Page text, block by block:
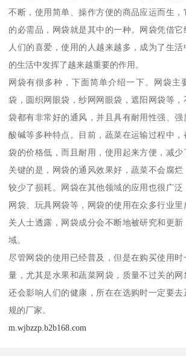
不断，使用简单、操作方便的商品应运而生，
的必需品，网袋就是其中的一种。网袋凭借它
人们的喜爱，使用的人越来越多，成为了生
的生活中发挥了越来越重要的作用。
网袋有很多种，下面简单介绍一下。网袋主
袋，圆织网眼袋，纱网网眼袋，遮阳网袋等，
袋都有非常好的通风，并且具有耐用性强、
酸碱等多种特点。目前，蔬菜在运输过程中，
袋的价格低，而且耐用，使用起来方便，减少
关键的是，网袋的通风效果好，蔬菜不会腐
较少了损耗。网袋在其他领域的应用也很广
网袋、玩具网袋等，网袋的使用在众多行业
关人士透露，网袋成分会不断地被研究和更
域。
尽管网袋的使用已经普及，但是在购买使用
量，尤其是水果和蔬菜网袋，质量不过关的网
还会影响人们的健康，所在在选购时一定要
规的厂家。
m.wjbzzp.b2b168.com